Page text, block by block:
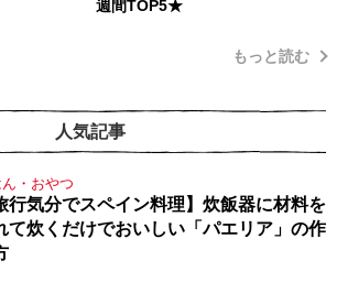
週間TOP5★
もっと読む
人気記事
ん・おやつ
行気分でスペイン料理】炊飯器に材料を
て炊くだけでおいしい「パエリア」の作